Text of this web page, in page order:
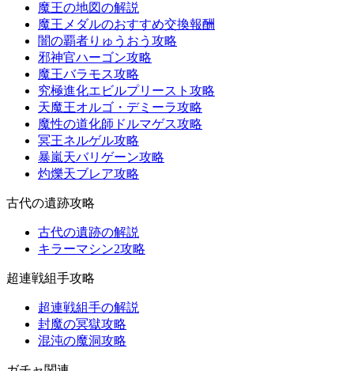
魔王の地図の解説
魔王メダルのおすすめ交換報酬
闇の覇者りゅうおう攻略
邪神官ハーゴン攻略
魔王バラモス攻略
究極進化エビルプリースト攻略
天魔王オルゴ・デミーラ攻略
魔性の道化師ドルマゲス攻略
冥王ネルゲル攻略
暴嵐天バリゲーン攻略
灼爍天ブレア攻略
古代の遺跡攻略
古代の遺跡の解説
キラーマシン2攻略
超連戦組手攻略
超連戦組手の解説
封魔の冥獄攻略
混沌の魔洞攻略